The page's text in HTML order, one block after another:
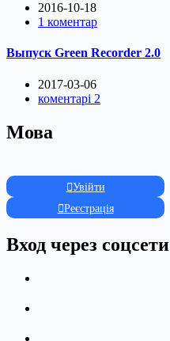
2016-10-18
1 коментар
Выпуск Green Recorder 2.0
2017-03-06
коментарі 2
Мова
Увійти
Реєстрація
Вход через соцсети